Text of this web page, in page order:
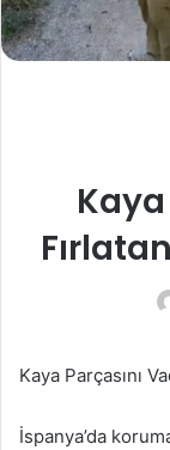
Kaya Parçasını
İspanya’da